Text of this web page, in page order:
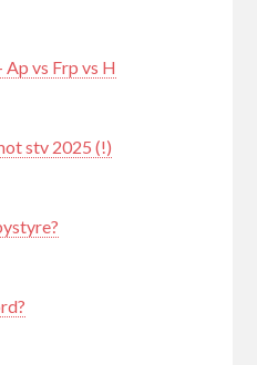
vs Frp vs H
stv 2025 (!)